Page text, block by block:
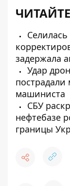
задержала
Удар
машиниста
СБУ
нефтебазе
границы